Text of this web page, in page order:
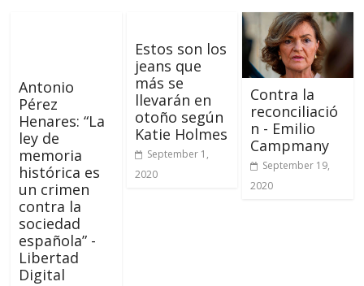
Antonio
Pérez
Henares: “La
ley de
memoria
histórica es
un crimen
contra la
sociedad
española” -
Libertad
Digital
Estos son los
jeans que
más se
llevarán en
otoño según
Katie Holmes
September 1,
2020
Contra la
reconciliació
n - Emilio
Campmany
September 19,
2020